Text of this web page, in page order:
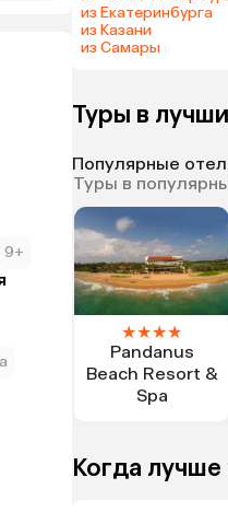
9+
из Екатеринбурга
из Казани
из Самары
Туры в
Популярные
Туры в
★★★★
Pandanus
Beach Resort &
Spa
Когда